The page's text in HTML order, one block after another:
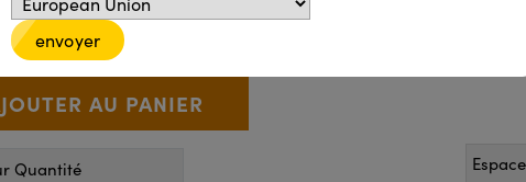
Selector
Use the plus and minus buttons to adjust the quantity.
+ €1.195,00
Quantité
envoyer